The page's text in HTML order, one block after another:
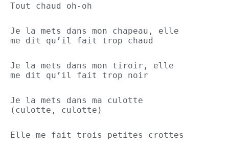
Tout chaud oh-oh
Je la mets dans mon chapeau, elle
me dit qu’il fait trop chaud
Je la mets dans mon tiroir, elle
me dit qu’il fait trop noir
Je la mets dans ma culotte
(culotte, culotte)
Elle me fait trois petites crottes